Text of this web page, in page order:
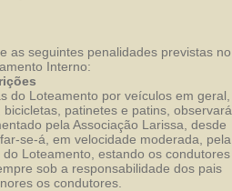
as seguintes penalidades previstas no
Interno:
do Loteamento por veículos em geral,
patinetes e patins, observará
pela Associação Larissa, desde
se-á, em velocidade moderada, pela
Loteamento, estando os condutores
sob a responsabilidade dos pais
os condutores.